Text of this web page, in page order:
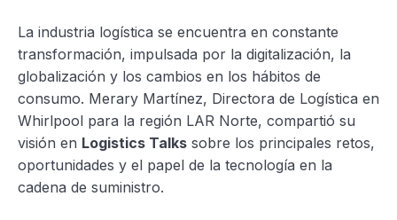
La industria logística se encuentra en constante
transformación, impulsada por la digitalización, la
globalización y los cambios en los hábitos de
consumo. Merary Martínez, Directora de Logística en
Whirlpool para la región LAR Norte, compartió su
visión en Logistics Talks sobre los principales retos,
oportunidades y el papel de la tecnología en la
cadena de suministro.